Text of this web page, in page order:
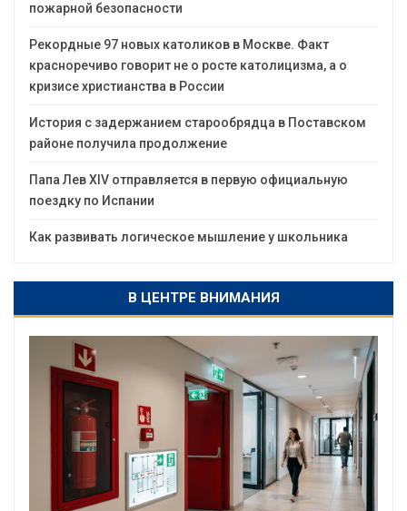
пожарной безопасности
Рекордные 97 новых католиков в Москве. Факт
красноречиво говорит не о росте католицизма, а о
кризисе христианства в России
История с задержанием старообрядца в Поставском
районе получила продолжение
Папа Лев XIV отправляется в первую официальную
поездку по Испании
Как развивать логическое мышление у школьника
В ЦЕНТРЕ ВНИМАНИЯ